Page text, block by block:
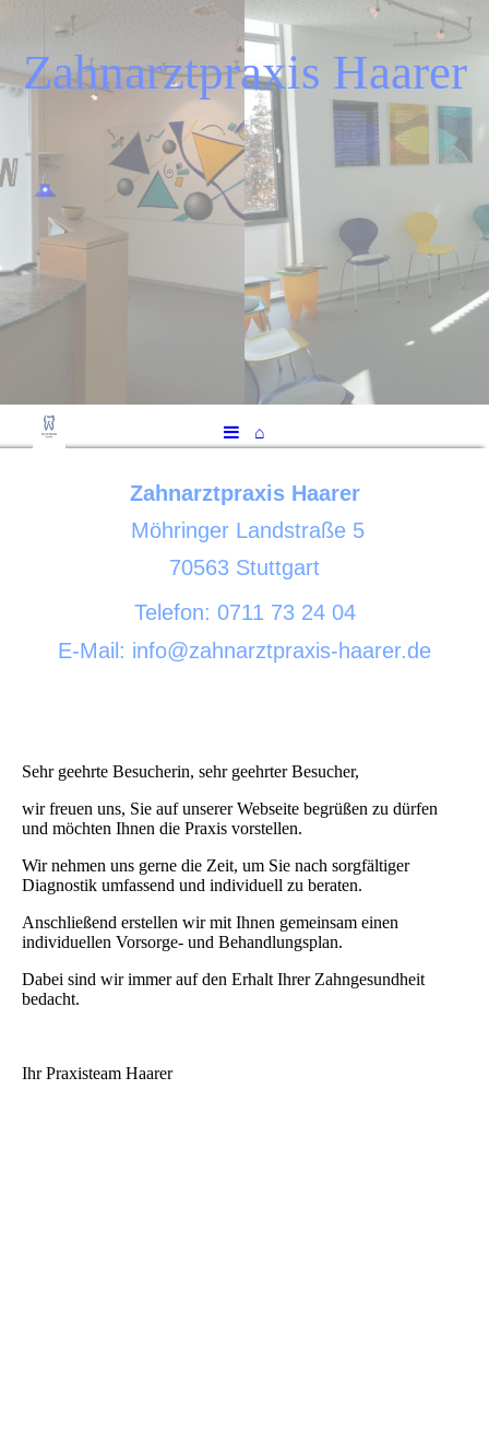
Zahnarztpraxis Haarer
⌂
Zahnarztpraxis Haarer
Möhringer Landstraße 5
70563 Stuttgart
Telefon: 0711 73 24 04
E-Mail: info@zahnarztpraxis-haarer.de
Sehr geehrte Besucherin, sehr geehrter Besucher,
wir freuen uns, Sie auf unserer Webseite begrüßen zu dürfen
und möchten Ihnen die Praxis vorstellen.
Wir nehmen uns gerne die Zeit, um Sie nach sorgfältiger
Diagnostik umfassend und individuell zu beraten.
Anschließend erstellen wir mit Ihnen gemeinsam einen
individuellen Vorsorge- und Behandlungsplan.
Dabei sind wir immer auf den Erhalt Ihrer Zahngesundheit
bedacht.
Ihr Praxisteam Haarer